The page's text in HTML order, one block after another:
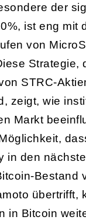
der
ist eng mit
von
Strategie,
STRC-
zeigt, wie
Markt
in den
Bestand
übertrifft,
in Bitcoin